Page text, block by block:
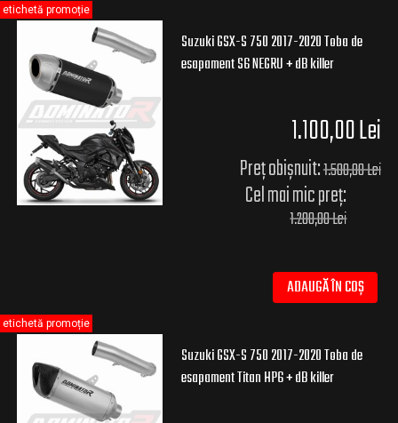
Suzuki GSX-S 750 2017-2020 Toba de
esapament S6 NEGRU + dB killer
1.100,00 Lei
Preț obișnuit:1.500,00 Lei
Cel mai mic preț:
1.200,00 Lei
ADAUGĂ ÎN COȘ
etichetă promoție
Suzuki GSX-S 750 2017-2020 Toba de
esapament Titan HP6 + dB killer
etichetă promoție